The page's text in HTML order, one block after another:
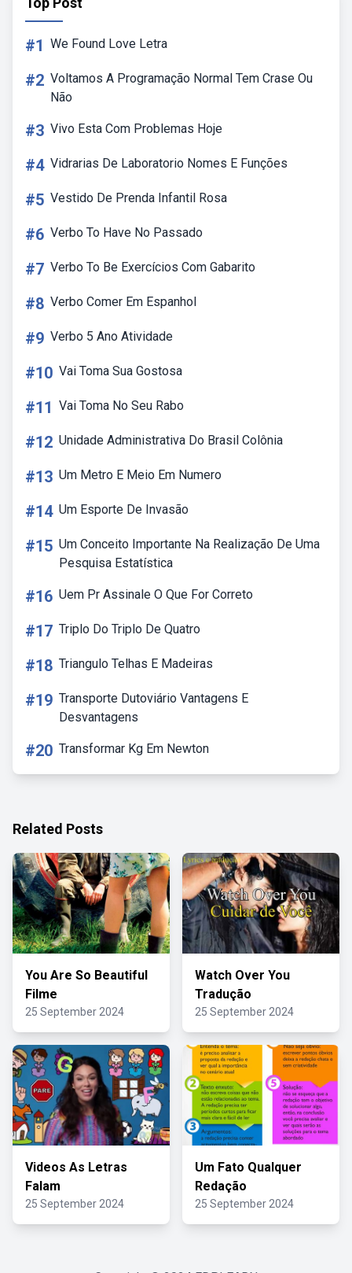
#1 We Found Love Letra
#2 Voltamos A Programação Normal Tem Crase Ou
Não
#3 Vivo Esta Com Problemas Hoje
#4 Vidrarias De Laboratorio Nomes E Funções
#5 Vestido De Prenda Infantil Rosa
#6 Verbo To Have No Passado
#7 Verbo To Be Exercícios Com Gabarito
#8 Verbo Comer Em Espanhol
#9 Verbo 5 Ano Atividade
#10 Vai Toma Sua Gostosa
#11 Vai Toma No Seu Rabo
#12 Unidade Administrativa Do Brasil Colônia
#13 Um Metro E Meio Em Numero
#14 Um Esporte De Invasão
#15 Um Conceito Importante Na Realização De Uma
Pesquisa Estatística
#16 Uem Pr Assinale O Que For Correto
#17 Triplo Do Triplo De Quatro
#18 Triangulo Telhas E Madeiras
#19 Transporte Dutoviário Vantagens E
Desvantagens
#20 Transformar Kg Em Newton
Related Posts
You Are So Beautiful
Filme
25 September 2024
Watch Over You
Tradução
25 September 2024
Videos As Letras
Falam
25 September 2024
Um Fato Qualquer
Redação
25 September 2024